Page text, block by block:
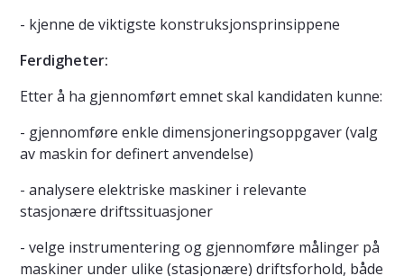
- kjenne de viktigste konstruksjonsprinsippene
Ferdigheter:
Etter å ha gjennomført emnet skal kandidaten kunne:
- gjennomføre enkle dimensjoneringsoppgaver (valg
av maskin for definert anvendelse)
- analysere elektriske maskiner i relevante
stasjonære driftssituasjoner
- velge instrumentering og gjennomføre målinger på
maskiner under ulike (stasjonære) driftsforhold, både